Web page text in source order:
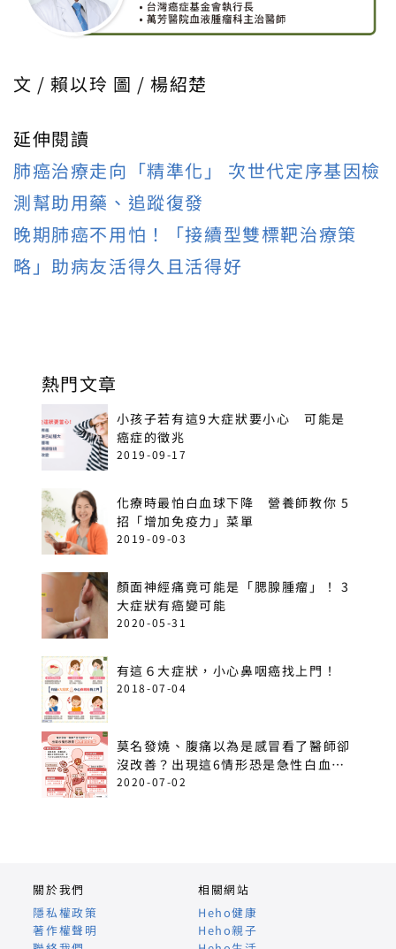
文 / 賴以玲 圖 / 楊紹楚
延伸閱讀
肺癌治療走向「精準化」 次世代定序基因檢
測幫助用藥、追蹤復發
晚期肺癌不用怕！「接續型雙標靶治療策
略」助病友活得久且活得好
熱門文章
小孩子若有這9大症狀要小心 可能是
癌症的徵兆
2019-09-17
化療時最怕白血球下降 營養師教你 5
招「增加免疫力」菜單
2019-09-03
顏面神經痛竟可能是「腮腺腫瘤」！ 3
大症狀有癌變可能
2020-05-31
有這６大症狀，小心鼻咽癌找上門！
2018-07-04
莫名發燒、腹痛以為是感冒看了醫師卻
沒改善？出現這6情形恐是急性白血
病！
2020-07-02
關於我們
隱私權政策
著作權聲明
相關網站
Heho健康
Heho親子